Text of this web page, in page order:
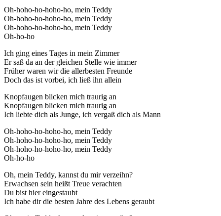
Oh-hoho-ho-hoho-ho, mein Teddy
Oh-hoho-ho-hoho-ho, mein Teddy
Oh-hoho-ho-hoho-ho, mein Teddy
Oh-ho-ho
Ich ging eines Tages in mein Zimmer
Er saß da an der gleichen Stelle wie immer
Früher waren wir die allerbesten Freunde
Doch das ist vorbei, ich ließ ihn allein
Knopfaugen blicken mich traurig an
Knopfaugen blicken mich traurig an
Ich liebte dich als Junge, ich vergaß dich als Mann
Oh-hoho-ho-hoho-ho, mein Teddy
Oh-hoho-ho-hoho-ho, mein Teddy
Oh-hoho-ho-hoho-ho, mein Teddy
Oh-ho-ho
Oh, mein Teddy, kannst du mir verzeihn?
Erwachsen sein heißt Treue verachten
Du bist hier eingestaubt
Ich habe dir die besten Jahre des Lebens geraubt